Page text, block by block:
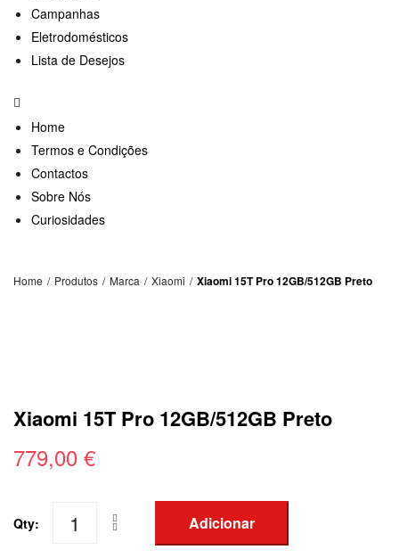
Campanhas
Eletrodomésticos
Lista de Desejos
Home
Termos e Condições
Contactos
Sobre Nós
Curiosidades
Home / Produtos / Marca / Xiaomi / Xiaomi 15T Pro 12GB/512GB Preto
Xiaomi 15T Pro 12GB/512GB Preto
779,00 €
Qty:
Quantidade
Adicionar